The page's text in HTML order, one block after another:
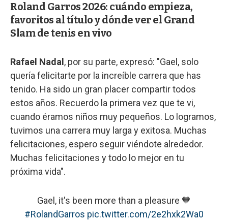
Roland Garros 2026: cuándo empieza,
favoritos al título y dónde ver el Grand
Slam de tenis en vivo
Rafael Nadal , por su parte, expresó: "Gael, solo
quería felicitarte por la increíble carrera que has
tenido. Ha sido un gran placer compartir todos
estos años. Recuerdo la primera vez que te vi,
cuando éramos niños muy pequeños. Lo logramos,
tuvimos una carrera muy larga y exitosa. Muchas
felicitaciones, espero seguir viéndote alrededor.
Muchas felicitaciones y todo lo mejor en tu
próxima vida".
Gael, it's been more than a pleasure 🧡
#RolandGarros pic.twitter.com/2e2hxk2Wa0